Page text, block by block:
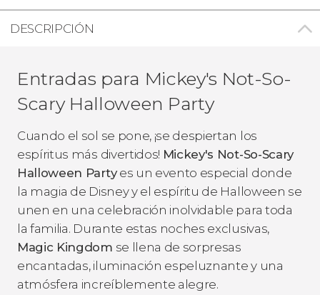
DESCRIPCIÓN
Entradas para Mickey's Not-So-
Scary Halloween Party
Cuando el sol se pone, ¡se despiertan los
espíritus más divertidos! Mickey's Not-So-Scary
Halloween Partyes un evento especial donde
la magia de Disney y el espíritu de Halloween se
unen en una celebración inolvidable para toda
la familia. Durante estas noches exclusivas,
Magic Kingdom se llena de sorpresas
encantadas, iluminación espeluznante y una
atmósfera increíblemente alegre.